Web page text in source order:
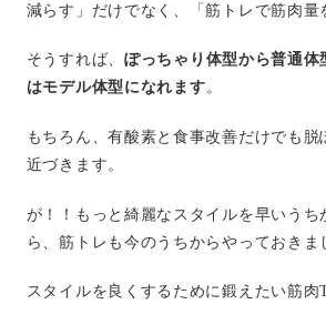
減らす」だけでなく、「筋トレで筋肉量
そうすれば、 ぽっちゃり体型から普通体
はモデル体型になれます。
もちろん、有酸素と食事改善だけでも脱
近づきます。
が！！もっと綺麗なスタイルを早いうち
ら、筋トレも今のうちからやっておきま
スタイルを良くするために鍛えたい筋肉